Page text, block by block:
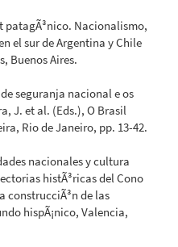
patagÃ³nico. Nacionalismo,
el sur de Argentina y Chile
Buenos Aires.
seguranja nacional e os
J. et al. (Eds.), O Brasil
Rio de Janeiro, pp. 13-42.
nacionales y cultura
histÃ³ricas del Cono
construcciÃ³n de las
hispÃ¡nico, Valencia,